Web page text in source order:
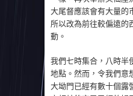
大尾督應該會有大量的
所以改為前往較偏遠的
動。
我們七時集合，八時半
地點。然而，令我們意
大坳門已經有數十個露